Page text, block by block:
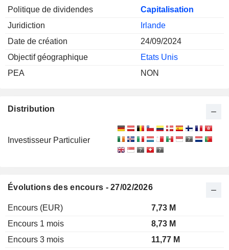
Politique de dividendes
Capitalisation
Juridiction
Irlande
Date de création
24/09/2024
Objectif géographique
Etats Unis
PEA
NON
Distribution
Investisseur Particulier
Évolutions des encours - 27/02/2026
Encours (EUR)
7,73 M
Encours 1 mois
8,73 M
Encours 3 mois
11,77 M